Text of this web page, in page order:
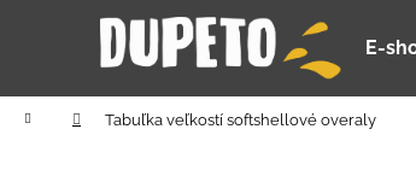
E-
Domov Tabuľka veľkostí softshellové overaly
í
Späť
do
obchodu
Späť
do
obchodu